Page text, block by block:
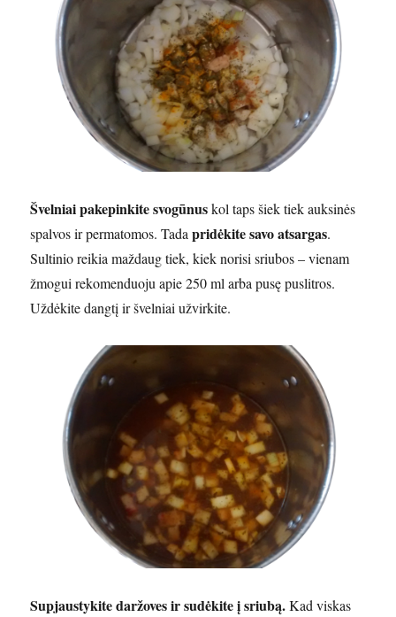
Švelniai pakepinkite svogūnuskol taps šiek tiek auksinės
spalvos ir permatomos. Tadapridėkite savo atsargas.
Sultinio reikia maždaug tiek, kiek norisi sriubos – vienam
žmogui rekomenduoju apie 250 ml arba pusę puslitros.
Uždėkite dangtį ir švelniai užvirkite.
Supjaustykite daržoves ir sudėkite į sriubą.Kad viskas